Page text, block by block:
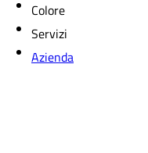
Colore
Servizi
Azienda